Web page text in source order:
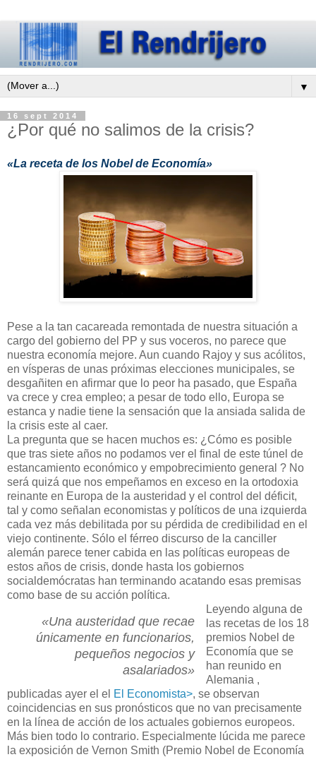
▼
16 sept 2014
¿Por qué no salimos de la crisis?
«La receta de los Nobel de Economía»
Pese a la tan cacareada remontada de nuestra situación a
cargo del gobierno del PP y sus voceros, no parece que
nuestra economía mejore. Aun cuando Rajoy y sus acólitos,
en vísperas de unas próximas elecciones municipales, se
desgañiten en afirmar que lo peor ha pasado, que España
va crece y crea empleo; a pesar de todo ello, Europa se
estanca y nadie tiene la sensación que la ansiada salida de
la crisis este al caer.
La pregunta que se hacen muchos es: ¿Cómo es posible
que tras siete años no podamos ver el final de este túnel de
estancamiento económico y empobrecimiento general ? No
será quizá que nos empeñamos en exceso en la ortodoxia
reinante en Europa de la austeridad y el control del déficit,
tal y como señalan economistas y políticos de una izquierda
cada vez más debilitada por su pérdida de credibilidad en el
viejo continente. Sólo el férreo discurso de la canciller
alemán parece tener cabida en las políticas europeas de
estos años de crisis, donde hasta los gobiernos
socialdemócratas han terminando acatando esas premisas
como base de su acción política.
«Una austeridad que recae
únicamente en funcionarios,
pequeños negocios y
asalariados»
Leyendo alguna de
las recetas de los 18
premios Nobel de
Economía que se
han reunido en
Alemania ,
publicadas ayer el el El Economista>, se observan
coincidencias en sus pronósticos que no van precisamente
en la línea de acción de los actuales gobiernos europeos.
Más bien todo lo contrario. Especialmente lúcida me parece
la exposición de Vernon Smith (Premio Nobel de Economía